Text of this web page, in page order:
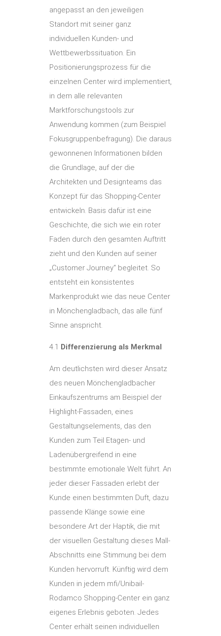
angepasst an den jeweiligen
Standort mit seiner ganz
individuellen Kunden- und
Wettbewerbssituation. Ein
Positionierungsprozess für die
einzelnen Center wird implementiert,
in dem alle relevanten
Marktforschungstools zur
Anwendung kommen (zum Beispiel
Fokusgruppenbefragung). Die daraus
gewonnenen Informationen bilden
die Grundlage, auf der die
Architekten und Designteams das
Konzept für das Shopping-Center
entwickeln. Basis dafür ist eine
Geschichte, die sich wie ein roter
Faden durch den gesamten Auftritt
zieht und den Kunden auf seiner
„Customer Journey“ begleitet. So
entsteht ein konsistentes
Markenprodukt wie das neue Center
in Mönchengladbach, das alle fünf
Sinne anspricht.
4.1 Differenzierung als Merkmal
Am deutlichsten wird dieser Ansatz
des neuen Mönchengladbacher
Einkaufszentrums am Beispiel der
Highlight-Fassaden, eines
Gestaltungselements, das den
Kunden zum Teil Etagen- und
Ladenübergreifend in eine
bestimmte emotionale Welt führt. An
jeder dieser Fassaden erlebt der
Kunde einen bestimmten Duft, dazu
passende Klänge sowie eine
besondere Art der Haptik, die mit
der visuellen Gestaltung dieses Mall-
Abschnitts eine Stimmung bei dem
Kunden hervorruft. Künftig wird dem
Kunden in jedem mfi/Unibail-
Rodamco Shopping-Center ein ganz
eigenes Erlebnis geboten. Jedes
Center erhält seinen individuellen